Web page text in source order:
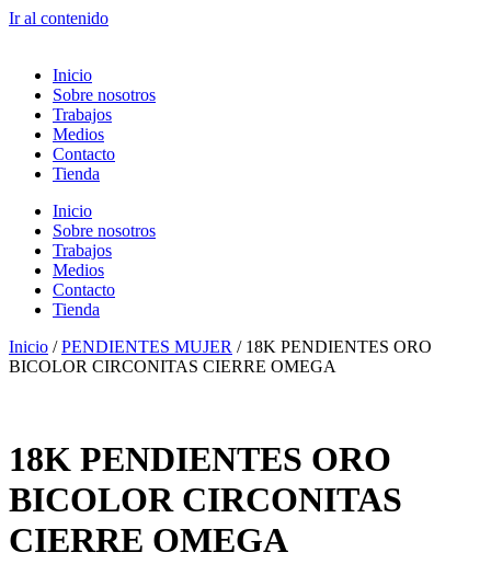
Ir al contenido
Inicio
Sobre nosotros
Trabajos
Medios
Contacto
Tienda
Inicio
Sobre nosotros
Trabajos
Medios
Contacto
Tienda
Inicio /PENDIENTES MUJER / 18K PENDIENTES ORO
BICOLOR CIRCONITAS CIERRE OMEGA
18K PENDIENTES ORO
BICOLOR CIRCONITAS
CIERRE OMEGA